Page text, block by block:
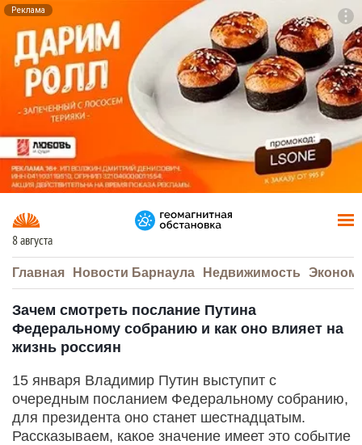
Реклама
8 августа
Главная Новости Барнаула Недвижимость
Зачем смотреть послание Путина
Федеральному собранию и как оно влияет на
жизнь россиян
15 января Владимир Путин выступит с
очередным посланием Федеральному собранию,
для президента оно станет шестнадцатым.
Рассказываем, какое значение имеет это событие